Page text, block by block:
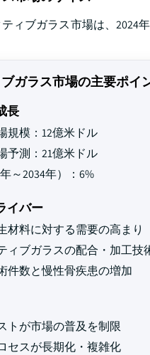
ィブガラス市場は、2024
ガラス市場の主要ポイ
長
規模：12億米ドル
予測：21億米ドル
～2034年）：6%
イバー
材料に対する需要の高まり
ィブガラスの配合・加工技
件数と慢性骨疾患の増加
トが市場の普及を制限
セスが長期化・複雑化